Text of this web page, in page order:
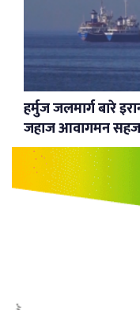
हर्मुज जलमार्ग बारे
जहाज आवागमन